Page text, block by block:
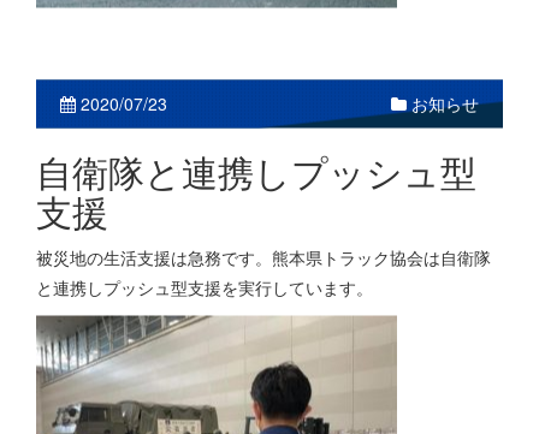
2020/07/23 お知らせ
自衛隊と連携しプッシュ型
支援
被災地の生活支援は急務です。熊本県トラック協会は自衛隊
と連携しプッシュ型支援を実行しています。